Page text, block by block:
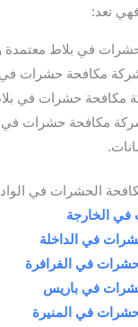
تعد:
في بلاط معتمدة
مكافحة حشرات في
مكافحة حشرات في
مكافحة حشرات في
الحشرات في
الخارجة
في الداخلة
في الفرافرة
في باريس
في المنيرة